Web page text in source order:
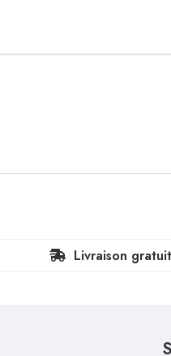
Livraison